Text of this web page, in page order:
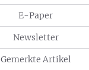
E-Paper
Newsletter
Gemerkte Artikel